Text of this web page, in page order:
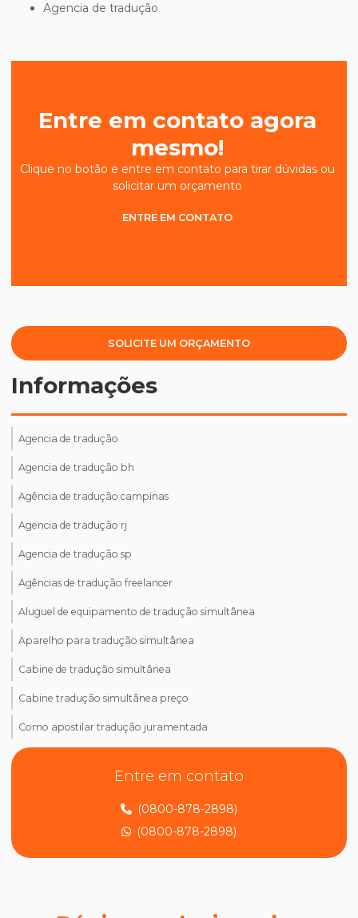
agencia de tradução
Entre em contato agora
mesmo!
Clique no botão e entre em contato para tirar dúvidas ou
solicitar um orçamento
ENTRE EM CONTATO
SOLICITE UM ORÇAMENTO
Informações
Agencia de tradução
Agencia de tradução bh
Agência de tradução campinas
Agencia de tradução rj
Agencia de tradução sp
Agências de tradução freelancer
Aluguel de equipamento de tradução simultânea
Aparelho para tradução simultânea
Cabine de tradução simultânea
Cabine tradução simultânea preço
Como apostilar tradução juramentada
Como ativar tradução simultânea no teams
Como ativar tradução simultânea no zoom
Como dizer tradução juramentada em inglês
Como encontrar um tradutor juramentado
Entre em contato
(0800-878-2898)
(0800-878-2898)